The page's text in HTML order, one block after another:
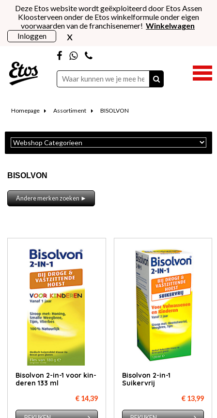
Deze Etos website wordt geëxploiteerd door Etos Assen
Kloosterveen onder de Etos winkelformule onder eigen
voorwaarden van de franchisenemer! Winkelwagen
Inloggen
x
Homepage Assortiment BISOLVON
BISOLVON
Andere merken zoeken ►
Bisol­von 2-in-1 voor kin­
de­ren 133 ml
€ 14,39
Bisolvon 2-in-1
Suikervrij
€ 13,99